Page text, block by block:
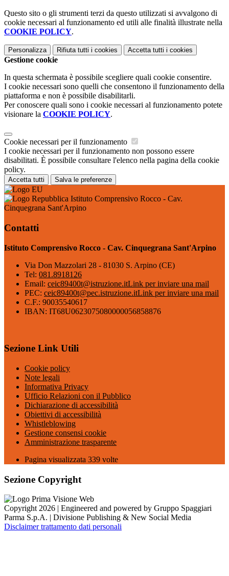
Questo sito o gli strumenti terzi da questo utilizzati si avvalgono di
cookie necessari al funzionamento ed utili alle finalità illustrate nella
COOKIE POLICY.
Personalizza Rifiuta tutti i cookies Accetta tutti i cookies
Gestione cookie
In questa schermata è possibile scegliere quali cookie consentire.
I cookie necessari sono quelli che consentono il funzionamento della
piattaforma e non è possibile disabilitarli.
Per conoscere quali sono i cookie necessari al funzionamento potete
visionare la COOKIE POLICY.
Cookie necessari per il funzionamento
I cookie necessari per il funzionamento non possono essere
disabilitati. È possibile consultare l'elenco nella pagina della cookie
policy.
Accetta tutti Salva le preferenze
Istituto Comprensivo Rocco - Cav.
Cinquegrana Sant'Arpino
Contatti
Istituto Comprensivo Rocco - Cav. Cinquegrana Sant'Arpino
Via Don Mazzolari 28 - 81030 S. Arpino (CE)
Tel: 081.8918126
Email: ceic89400t@istruzione.itLink per inviare una mail
PEC: ceic89400t@pec.istruzione.itLink per inviare una mail
C.F.: 90035540617
IBAN: IT68U0623075080000056858876
Sezione Link Utili
Cookie policy
Note legali
Informativa Privacy
Ufficio Relazioni con il Pubblico
Dichiarazione di accessibilità
Obiettivi di accessibilità
Whistleblowing
Gestione consensi cookie
Amministrazione trasparente
Pagina visualizzata 339 volte
Sezione Copyright
Copyright 2026 | Engineered and powered by Gruppo Spaggiari
Parma S.p.A. | Divisione Publishing & New Social Media
Disclaimer trattamento dati personali